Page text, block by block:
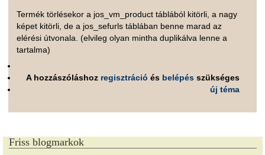
Termék törlésekor a jos_vm_product táblából kitörli, a nagy
képet kitörli, de a jos_sefurls táblában benne marad az
elérési útvonala. (elvileg olyan mintha duplikálva lenne a
tartalma)
A hozzászóláshoz regisztráció és belépés szükséges
új téma
Friss blogmarkok